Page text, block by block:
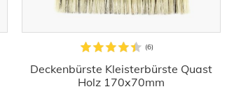
Deckenbürste Kleisterbürste Quast
Holz 170x70mm